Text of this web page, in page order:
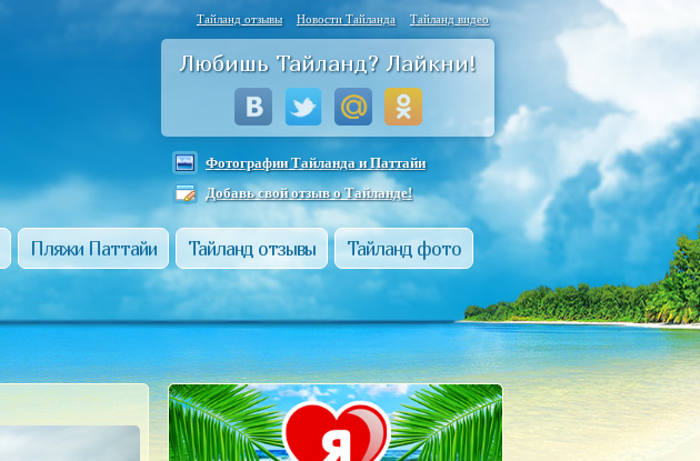
Тайланд отзывы Новости Тайланда Тайланд видео
Любишь Тайланд? Лайкни!
Фотографии Тайланда и Паттайи
Добавь свой отзыв о Тайланде!
Пляжи Паттайи Тайланд отзывы Тайланд фото